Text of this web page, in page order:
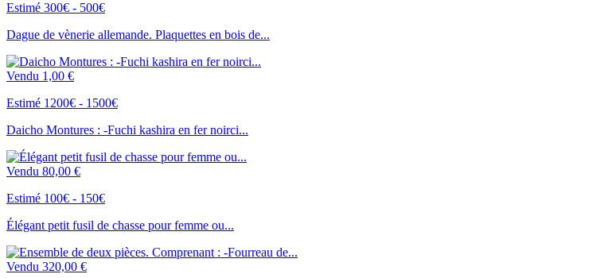
Estimé 300€ - 500€
Dague de vènerie allemande. Plaquettes en bois de...
Vendu 1,00 €
Estimé 1200€ - 1500€
Daicho Montures : -Fuchi kashira en fer noirci...
Vendu 80,00 €
Estimé 100€ - 150€
Élégant petit fusil de chasse pour femme ou...
Vendu 320,00 €